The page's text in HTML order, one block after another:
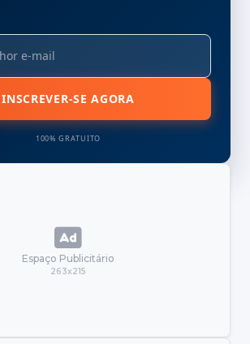
INSCREVER-SE AGORA
100% GRATUITO
Espaço Publicitário
263x215